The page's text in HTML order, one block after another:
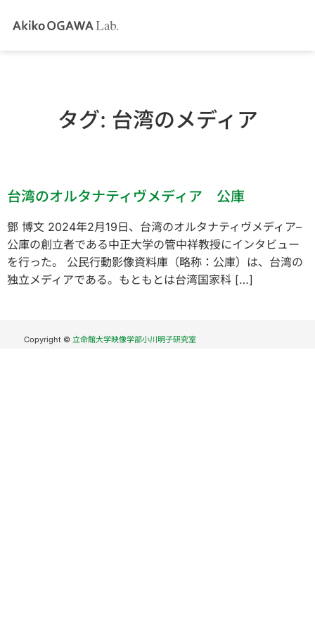
タグ: 台湾のメディア
台湾のオルタナティヴメディア 公庫
鄧 博文 2024年2月19日、台湾のオルタナティヴメディア–
公庫の創立者である中正大学の管中祥教授にインタビュー
を行った。 公民行動影像資料庫（略称：公庫）は、台湾の
独立メディアである。もともとは台湾国家科 […]
Copyright © 立命館大学映像学部小川明子研究室